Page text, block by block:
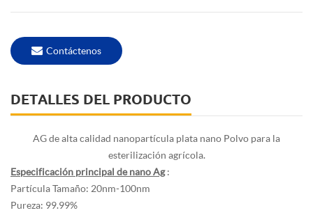
Contáctenos
DETALLES DEL PRODUCTO
AG de alta calidad nanopartícula plata nano Polvo para la
esterilización agrícola.
Especificación principal de nano Ag:
Partícula Tamaño: 20nm-100nm
Pureza: 99.99%